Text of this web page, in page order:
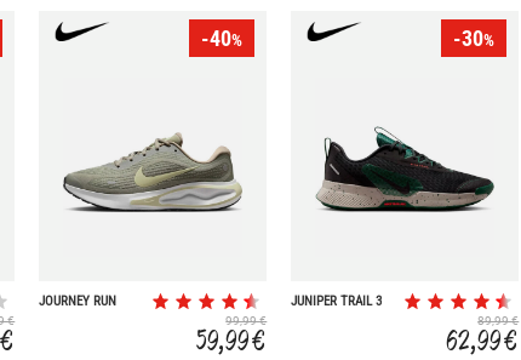
€
-40%
JOURNEY RUN
99,99 €
59,99 €
-30%
JUNIPER TRAIL 3
89,99 €
62,99 €